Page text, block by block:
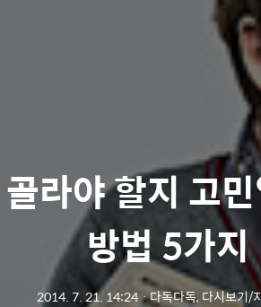
라야 할지 고
방법 5가지
2014. 7. 21. 14:24ㆍ다독다독, 다시보기/